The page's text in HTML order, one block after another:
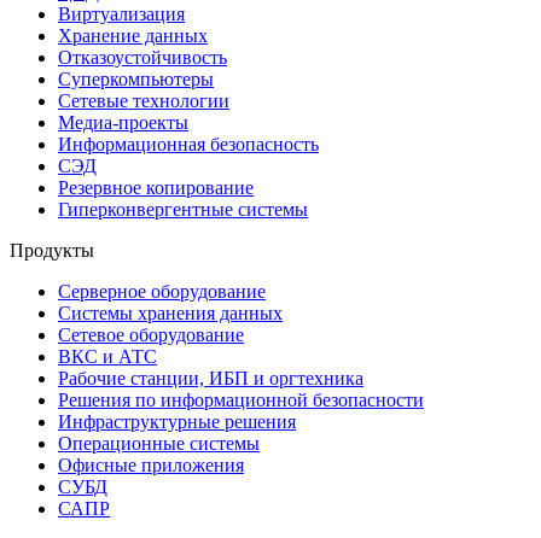
Виртуализация
Хранение данных
Отказоустойчивость
Суперкомпьютеры
Сетевые технологии
Медиа-проекты
Информационная безопасность
СЭД
Резервное копирование
Гиперконвергентные системы
Продукты
Серверное оборудование
Системы хранения данных
Сетевое оборудование
ВКС и АТС
Рабочие станции, ИБП и оргтехника
Решения по информационной безопасности
Инфраструктурные решения
Операционные системы
Офисные приложения
СУБД
САПР